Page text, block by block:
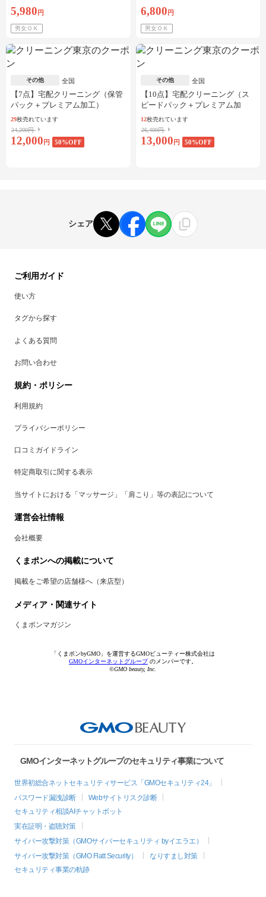
5,980 円
男女ＯＫ
6,800 円
男女ＯＫ
その他 全国
【7点】宅配クリーニング（保管
パック＋プレミアム加工）
29枚売れています
24,200円
12,000 円 50%OFF
その他 全国
【10点】宅配クリーニング（ス
ピードパック＋プレミアム加
工）
12枚売れています
26,400円
13,000 円 50%OFF
シェア
ご利用ガイド
使い方
タグから探す
よくある質問
お問い合わせ
規約・ポリシー
利用規約
プライバシーポリシー
口コミガイドライン
特定商取引に関する表示
当サイトにおける「マッサージ」「肩こり」等の表記について
運営会社情報
会社概要
くまポンへの掲載について
掲載をご希望の店舗様へ（来店型）
メディア・関連サイト
くまポンマガジン
「くまポンbyGMO」を運営するGMOビューティー株式会社は
GMOインターネットグループのメンバーです。
©GMO beauty, Inc.
GMOインターネットグループのセキュリティ事業について
世界初総合ネットセキュリティサービス「GMOセキュリティ24」
パスワード漏洩診断
Webサイトリスク診断
セキュリティ相談AIチャットボット
実在証明・盗聴対策
サイバー攻撃対策（GMOサイバーセキュリティ byイエラエ）
サイバー攻撃対策（GMO Flatt Security）
なりすまし対策
セキュリティ事業の軌跡